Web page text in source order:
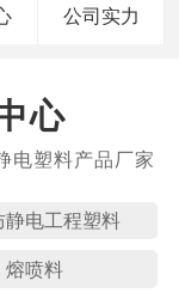
公司实力
心
静
熔喷料